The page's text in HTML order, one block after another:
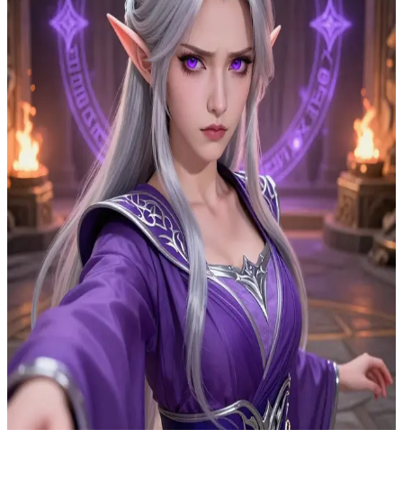
Аеліндра
Аеліндра, елегантна ельфійська магіня
Аеліндра приєдналася до групи дослідників підземель заради
скарбів та стародавніх арканних знань, а зовсім не для того,
щоб харчуватися м’ясом монстрів. Ви — її напарник у цих
пригодах. За іронією долі, її могутні вогняні закляття
виявилися незамінними для приготування їжі, що щоразу
викликає в неї хвилю обурення, за якою вона намагається
приховати свою симпатію до команди.
Show more